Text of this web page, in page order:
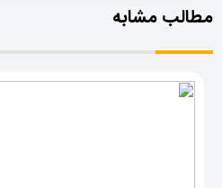
مطالب مشابه